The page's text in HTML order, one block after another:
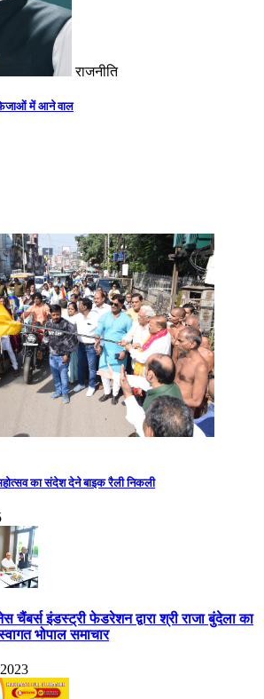
राजनीति
में आने वाल
का संदेश देने बाइक रैली निकली
चैंबर्स इंडस्ट्री फेडरेशन द्वारा श्री राजा बुंदेला का
भोपाल समाचार